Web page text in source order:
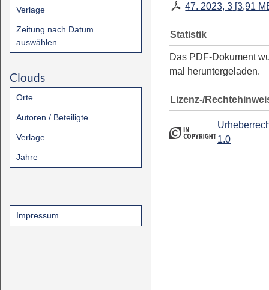
Verlage
Zeitung nach Datum
auswählen
Clouds
Orte
Autoren / Beteiligte
Verlage
Jahre
Impressum
47. 2023, 3 [3,91
Statistik
Das PDF-Dokument
mal heruntergeladen.
Lizenz-/
1.0